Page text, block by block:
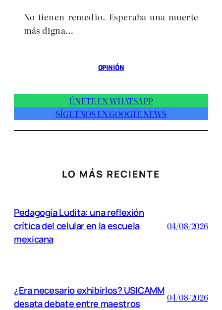
No tienen remedio. Esperaba una muerte
más digna…
OPINIÓN
ÚNETE EN WHATSAPP
SÍGUENOS EN GOOGLE NEWS
LO MÁS RECIENTE
Pedagogía Ludita: una reflexión
crítica del celular en la escuela
mexicana
04/08/2026
¿Era necesario exhibirlos? USICAMM
desata debate entre maestros
04/08/2026